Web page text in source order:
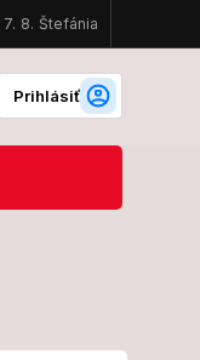
Opäť
Prihlásiť